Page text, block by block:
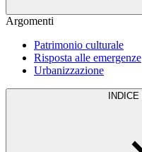
Argomenti
Patrimonio culturale
Risposta alle emergenze
Urbanizzazione